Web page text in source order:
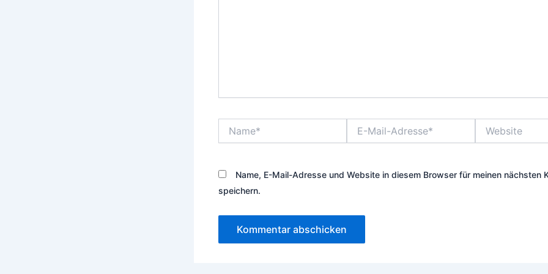
Mail-
Name, E-Mail-Adresse und Website in diesem Browser für meinen nächsten
speichern.